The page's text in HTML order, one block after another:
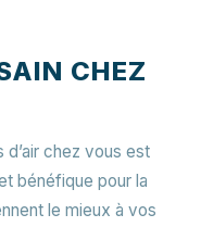
CHEZ
chez vous est
bénéfique pour la
le mieux à vos